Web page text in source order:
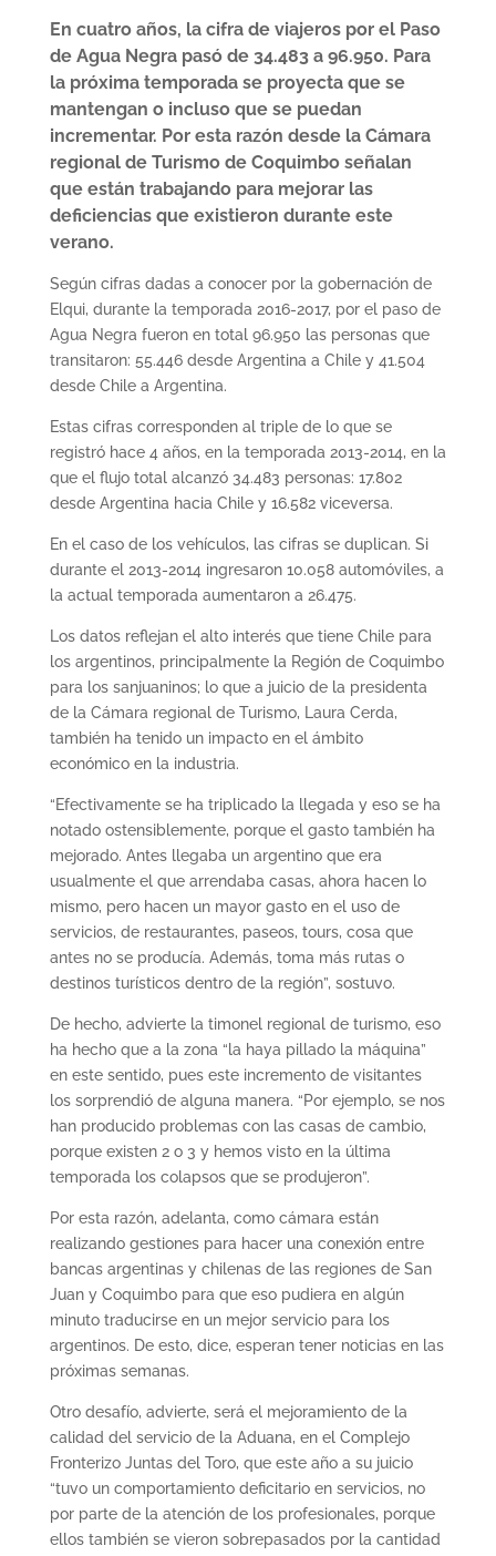
En cuatro años, la cifra de viajeros por el Paso
de Agua Negra pasó de 34.483 a 96.950. Para
la próxima temporada se proyecta que se
mantengan o incluso que se puedan
incrementar. Por esta razón desde la Cámara
regional de Turismo de Coquimbo señalan
que están trabajando para mejorar las
deficiencias que existieron durante este
verano.
Según cifras dadas a conocer por la gobernación de
Elqui, durante la temporada 2016-2017, por el paso de
Agua Negra fueron en total 96.950 las personas que
transitaron: 55.446 desde Argentina a Chile y 41.504
desde Chile a Argentina.
Estas cifras corresponden al triple de lo que se
registró hace 4 años, en la temporada 2013-2014, en la
que el flujo total alcanzó 34.483 personas: 17.802
desde Argentina hacia Chile y 16.582 viceversa.
En el caso de los vehículos, las cifras se duplican. Si
durante el 2013-2014 ingresaron 10.058 automóviles, a
la actual temporada aumentaron a 26.475.
Los datos reflejan el alto interés que tiene Chile para
los argentinos, principalmente la Región de Coquimbo
para los sanjuaninos; lo que a juicio de la presidenta
de la Cámara regional de Turismo, Laura Cerda,
también ha tenido un impacto en el ámbito
económico en la industria.
“Efectivamente se ha triplicado la llegada y eso se ha
notado ostensiblemente, porque el gasto también ha
mejorado. Antes llegaba un argentino que era
usualmente el que arrendaba casas, ahora hacen lo
mismo, pero hacen un mayor gasto en el uso de
servicios, de restaurantes, paseos, tours, cosa que
antes no se producía. Además, toma más rutas o
destinos turísticos dentro de la región”, sostuvo.
De hecho, advierte la timonel regional de turismo, eso
ha hecho que a la zona “la haya pillado la máquina”
en este sentido, pues este incremento de visitantes
los sorprendió de alguna manera. “Por ejemplo, se nos
han producido problemas con las casas de cambio,
porque existen 2 o 3 y hemos visto en la última
temporada los colapsos que se produjeron”.
Por esta razón, adelanta, como cámara están
realizando gestiones para hacer una conexión entre
bancas argentinas y chilenas de las regiones de San
Juan y Coquimbo para que eso pudiera en algún
minuto traducirse en un mejor servicio para los
argentinos. De esto, dice, esperan tener noticias en las
próximas semanas.
Otro desafío, advierte, será el mejoramiento de la
calidad del servicio de la Aduana, en el Complejo
Fronterizo Juntas del Toro, que este año a su juicio
“tuvo un comportamiento deficitario en servicios, no
por parte de la atención de los profesionales, porque
ellos también se vieron sobrepasados por la cantidad